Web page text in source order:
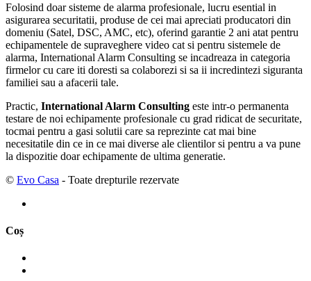
Folosind doar sisteme de alarma profesionale, lucru esential in
asigurarea securitatii, produse de cei mai apreciati producatori din
domeniu (Satel, DSC, AMC, etc), oferind garantie 2 ani atat pentru
echipamentele de supraveghere video cat si pentru sistemele de
alarma, International Alarm Consulting se incadreaza in categoria
firmelor cu care iti doresti sa colaborezi si sa ii incredintezi siguranta
familiei sau a afacerii tale.
Practic, International Alarm Consulting este intr-o permanenta
testare de noi echipamente profesionale cu grad ridicat de securitate,
tocmai pentru a gasi solutii care sa reprezinte cat mai bine
necesitatile din ce in ce mai diverse ale clientilor si pentru a va pune
la dispozitie doar echipamente de ultima generatie.
© Evo Casa - Toate drepturile rezervate
Coș